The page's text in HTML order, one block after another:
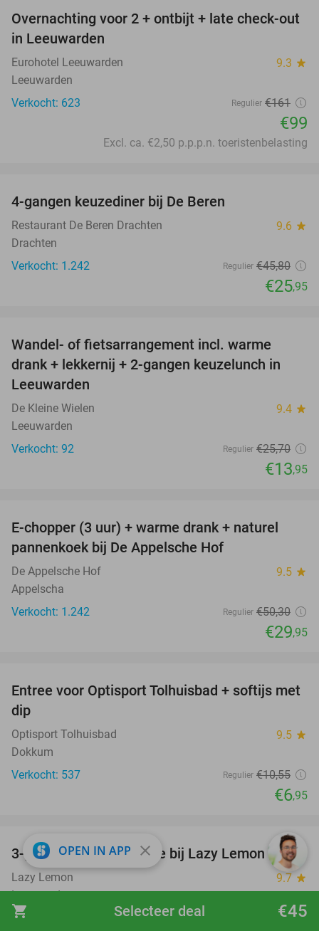
shopping_cart €45
Selecteer deal
39%
Overnachting voor 2 + ontbijt + late check-out
in Leeuwarden
Eurohotel Leeuwarden 9.3 star
Leeuwarden
Verkocht: 623
Regulier €161
€99
Excl. ca. €2,50 p.p.p.n. toeristenbelasting
4-gangen keuzediner bij De Beren
Restaurant De Beren Drachten 9.6 star
Drachten
Verkocht: 1.242
Regulier €45,80
€25,95
Wandel- of fietsarrangement incl. warme
drank + lekkernij + 2-gangen keuzelunch in
Leeuwarden
De Kleine Wielen 9.4 star
Leeuwarden
Verkocht: 92
Regulier €25,70
€13,95
40%
E-chopper (3 uur) + warme drank + naturel
pannenkoek bij De Appelsche Hof
De Appelsche Hof 9.5 star
Appelscha
Verkocht: 1.242
Regulier €50,30
€29,95
34%
Entree voor Optisport Tolhuisbad + softijs met
dip
Optisport Tolhuisbad 9.5 star
Dokkum
Verkocht: 537
Regulier €10,55
€6,95
39%
3-gangendiner à la carte bij Lazy Lemon
Lazy Lemon 9.7 star
Leeuwarden
Verkocht: 1.379
,50
OPEN IN APP close